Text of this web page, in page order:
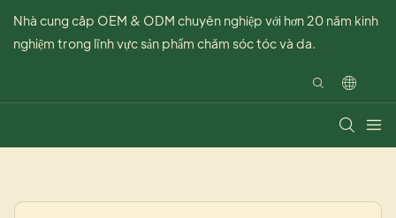
Nhà cung cấp OEM & ODM chuyên nghiệp với hơn 20 năm kinh
nghiệm trong lĩnh vực sản phẩm chăm sóc tóc và da.